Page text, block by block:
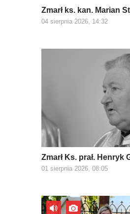
Zmarł ks. kan. Marian
04 sierpnia 2026, 14:32
Zmarł Ks. prał. Henryk
01 sierpnia 2026, 08:05